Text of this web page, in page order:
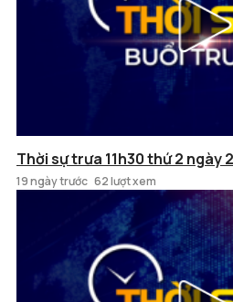
Thời sự trưa 11h30 thứ 2 ngày
19 ngày trước 62 lượt xem